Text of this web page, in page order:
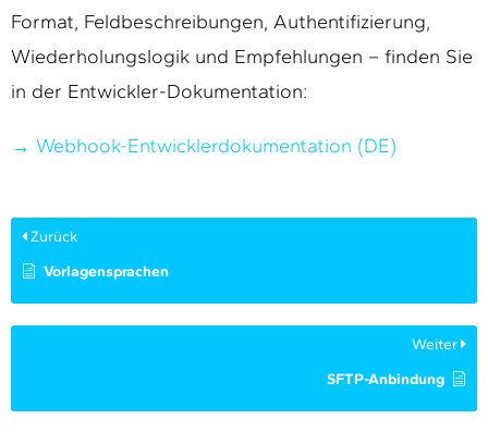
Format, Feldbeschreibungen, Authentifizierung,
Wiederholungslogik und Empfehlungen – finden Sie
in der Entwickler-Dokumentation:
→ Webhook-Entwicklerdokumentation (DE)
Zurück
Vorlagensprachen
Weiter
SFTP-Anbindung